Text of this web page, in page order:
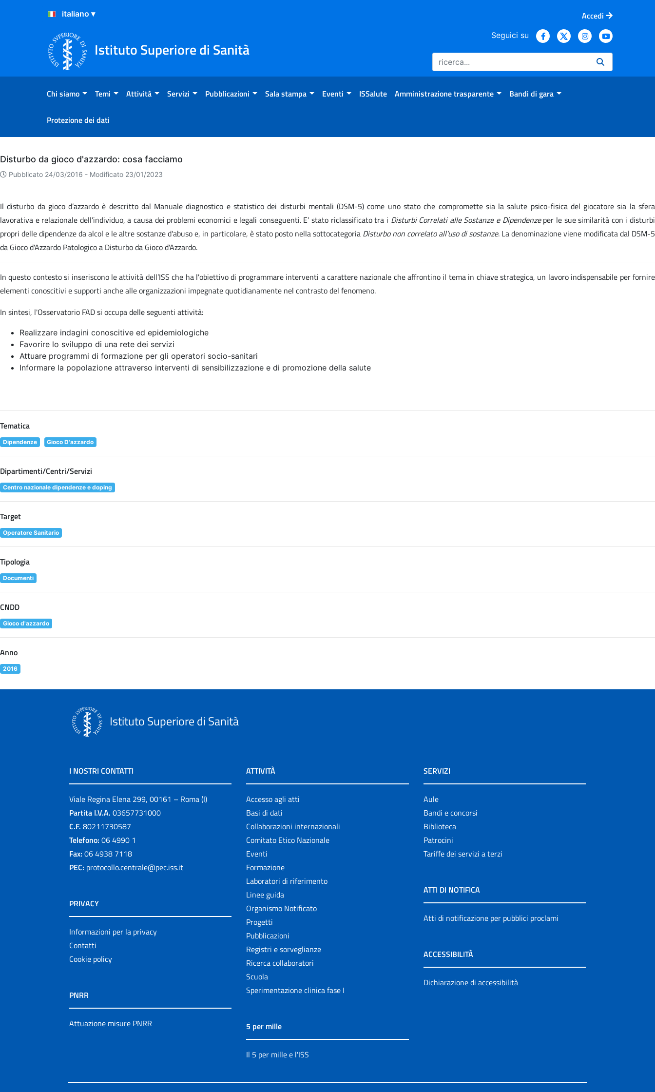
Salta al Contenuto
Salta al Footer
Accedi
Istituto Superiore di Sanità
Seguici su
Chi siamo Temi Attività Servizi Pubblicazioni Sala stampa Eventi ISSalute Amministrazione trasparente Bandi di gara
Protezione dei dati
Archivio
Disturbo da gioco d'azzardo: cosa facciamo
Pubblicato 24/03/2016 - Modificato 23/01/2023
Il disturbo da gioco d’azzardo è descritto dal Manuale diagnostico e statistico dei disturbi mentali (DSM-5) come uno stato che compromette sia la salute psico-fisica del giocatore sia la sfera
lavorativa e relazionale dell’individuo, a causa dei problemi economici e legali conseguenti. E’ stato riclassificato tra i Disturbi Correlati alle Sostanze e Dipendenzeper le sue similarità con i disturbi
propri delle dipendenze da alcol e le altre sostanze d'abuso e, in particolare, è stato posto nella sottocategoria Disturbo non correlato all’uso di sostanze. La denominazione viene modificata dal DSM-5
da Gioco d'Azzardo Patologico a Disturbo da Gioco d'Azzardo.
In questo contesto si inseriscono le attività dell’ISS che ha l'obiettivo di programmare interventi a carattere nazionale che affrontino il tema in chiave strategica, un lavoro indispensabile per fornire
elementi conoscitivi e supporti anche alle organizzazioni impegnate quotidianamente nel contrasto del fenomeno.
In sintesi, l'Osservatorio FAD si occupa delle seguenti attività:
Realizzare indagini conoscitive ed epidemiologiche
Favorire lo sviluppo di una rete dei servizi
Attuare programmi di formazione per gli operatori socio-sanitari
Informare la popolazione attraverso interventi di sensibilizzazione e di promozione della salute
Tematica
Dipendenze Gioco D'azzardo
Dipartimenti/Centri/Servizi
Centro nazionale dipendenze e doping
Target
Operatore Sanitario
Tipologia
Documenti
CNDD
Gioco d'azzardo
Anno
2016
Istituto Superiore di Sanità
I NOSTRI CONTATTI
Viale Regina Elena 299, 00161 – Roma (I)
Partita I.V.A. 03657731000
C.F. 80211730587
Telefono: 06 4990 1
Fax: 06 4938 7118
PEC: protocollo.centrale@pec.iss.it
PRIVACY
Informazioni per la privacy
Contatti
Cookie policy
PNRR
Attuazione misure PNRR
ATTIVITÀ
Accesso agli atti
Basi di dati
Collaborazioni internazionali
Comitato Etico Nazionale
Eventi
Formazione
Laboratori di riferimento
Linee guida
Organismo Notificato
Progetti
Pubblicazioni
Registri e sorveglianze
Ricerca collaboratori
Scuola
Sperimentazione clinica fase I
5 per mille
Il 5 per mille e l'ISS
SERVIZI
Aule
Bandi e concorsi
Biblioteca
Patrocini
Tariffe dei servizi a terzi
ATTI DI NOTIFICA
Atti di notificazione per pubblici proclami
ACCESSIBILITÀ
Dichiarazione di accessibilità